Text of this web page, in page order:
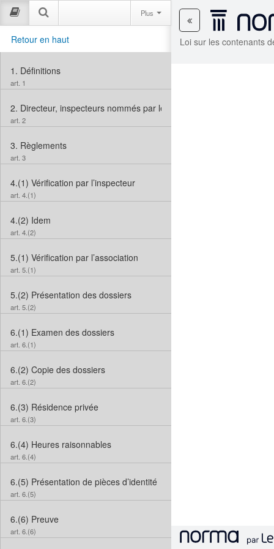
Loi sur les contenants
Plus
Retour en haut
1. Définitions
art. 1
2. Directeur, inspecteurs nommés par le ministre
art. 2
3. Règlements
art. 3
4.(1) Vérification par l’inspecteur
art. 4.(1)
4.(2) Idem
art. 4.(2)
5.(1) Vérification par l’association
art. 5.(1)
5.(2) Présentation des dossiers
art. 5.(2)
6.(1) Examen des dossiers
art. 6.(1)
6.(2) Copie des dossiers
art. 6.(2)
6.(3) Résidence privée
art. 6.(3)
6.(4) Heures raisonnables
art. 6.(4)
6.(5) Présentation de pièces d’identité
art. 6.(5)
6.(6) Preuve
art. 6.(6)